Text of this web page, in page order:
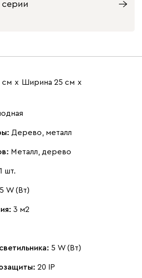
серии
см х Ширина 25 см х
Дерево, металл
Металл, дерево
1 шт.
5 W (Вт)
3 м2
5 W (Вт)
20 IP